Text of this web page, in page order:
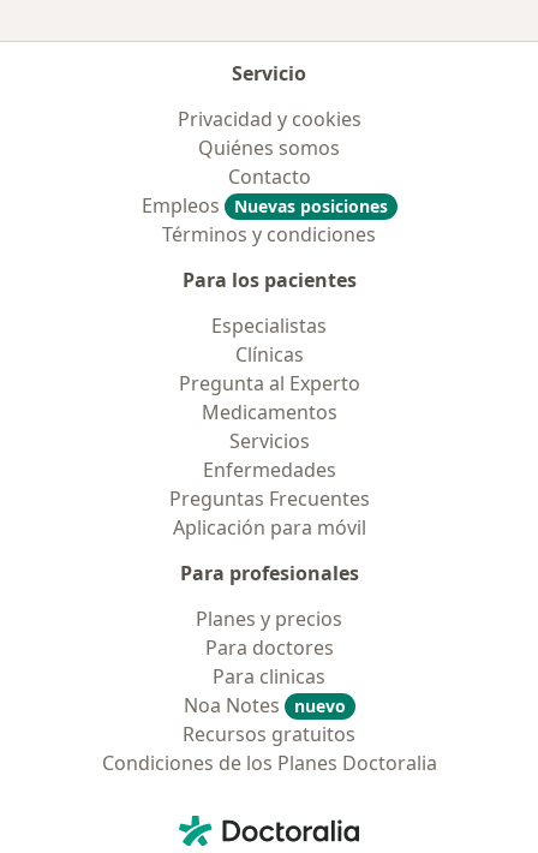
Servicio
Privacidad y cookies
Quiénes somos
Contacto
Empleos
Nuevas posiciones
Términos y condiciones
Para los pacientes
Especialistas
Clínicas
Pregunta al Experto
Medicamentos
Servicios
Enfermedades
Preguntas Frecuentes
Aplicación para móvil
Para profesionales
Planes y precios
Para doctores
Para clinicas
Noa Notes
nuevo
Recursos gratuitos
Condiciones de los Planes Doctoralia
Doctoralia - Página de inicio